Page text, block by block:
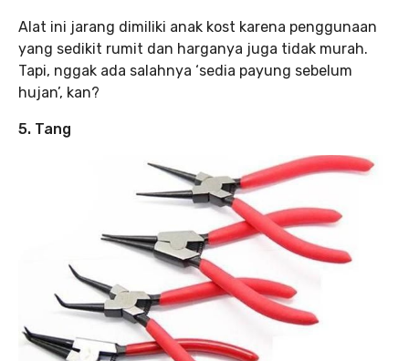
Alat ini jarang dimiliki anak kost karena penggunaan
yang sedikit rumit dan harganya juga tidak murah.
Tapi, nggak ada salahnya ‘sedia payung sebelum
hujan’, kan?
5. Tang